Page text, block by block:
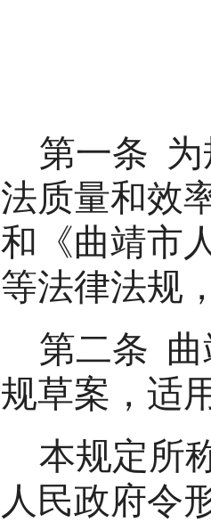
一条
质量和效
《曲靖市
法律法规
二条
草案，适
规定所称
民政府令